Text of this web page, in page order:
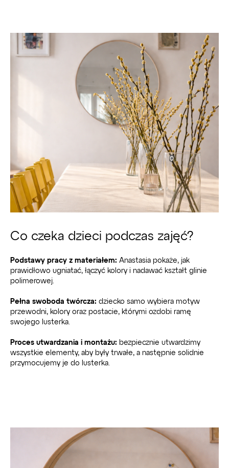
Co czeka dzieci podczas zajęć?
Podstawy pracy z materiałem: Anastasia pokaże, jak
prawidłowo ugniatać, łączyć kolory i nadawać kształt glinie
polimerowej.
Pełna swoboda twórcza: dziecko samo wybiera motyw
przewodni, kolory oraz postacie, którymi ozdobi ramę
swojego lusterka.
Proces utwardzania i montażu: bezpiecznie utwardzimy
wszystkie elementy, aby były trwałe, a następnie solidnie
przymocujemy je do lusterka.